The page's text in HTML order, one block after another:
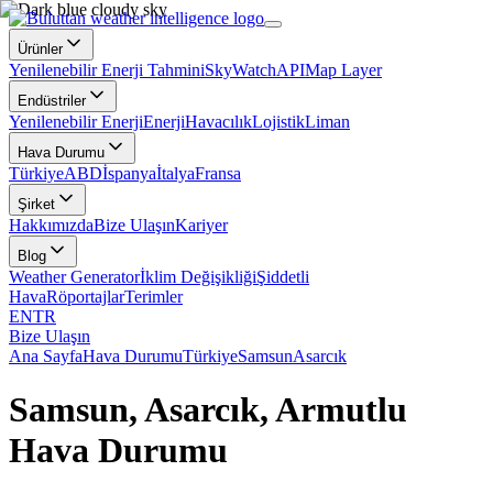
Ürünler
Yenilenebilir Enerji TahminiSkyWatchAPIMap Layer
Endüstriler
Yenilenebilir EnerjiEnerjiHavacılıkLojistikLiman
Hava Durumu
TürkiyeABDİspanyaİtalyaFransa
Şirket
HakkımızdaBize UlaşınKariyer
Blog
Weather Generatorİklim DeğişikliğiŞiddetli
HavaRöportajlarTerimler
ENTR
Bize Ulaşın
Ana SayfaHava DurumuTürkiyeSamsunAsarcık
Samsun, Asarcık, Armutlu
Hava Durumu